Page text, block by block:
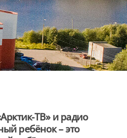
ТВ» и радио
ребёнок – это